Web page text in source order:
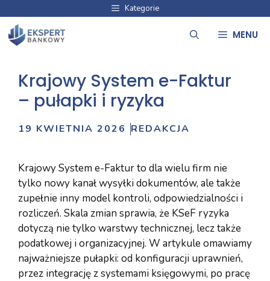
treści
Kategorie
MENU
Krajowy System e-Faktur
– pułapki i ryzyka
19 KWIETNIA 2026 REDAKCJA
Krajowy System e-Faktur to dla wielu firm nie
tylko nowy kanał wysyłki dokumentów, ale także
zupełnie inny model kontroli, odpowiedzialności i
rozliczeń. Skala zmian sprawia, że KSeF ryzyka
dotyczą nie tylko warstwy technicznej, lecz także
podatkowej i organizacyjnej. W artykule omawiamy
najważniejsze pułapki: od konfiguracji uprawnień,
przez integrację z systemami księgowymi, po pracę